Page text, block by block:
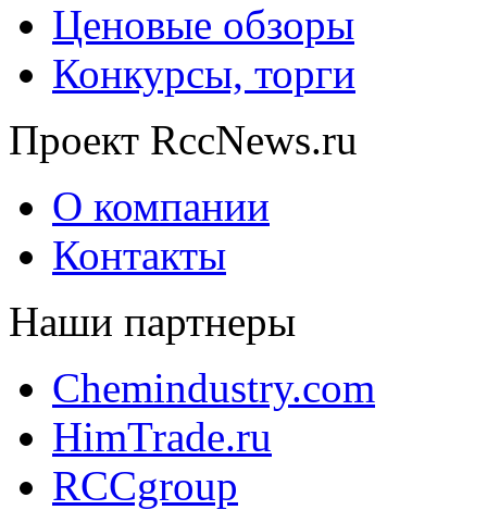
Ценовые обзоры
Конкурсы, торги
Проект RccNews.ru
О компании
Контакты
Наши партнеры
Chemindustry.com
HimTrade.ru
RCCgroup